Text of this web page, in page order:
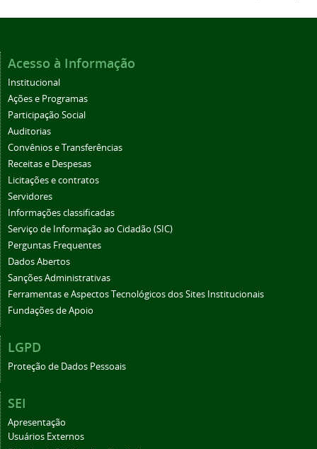
Acesso à Informação
Institucional
Ações e Programas
Participação Social
Auditorias
Convênios e Transferências
Receitas e Despesas
Licitações e contratos
Servidores
Informações classificadas
Serviço de Informação ao Cidadão (SIC)
Perguntas Frequentes
Dados Abertos
Sanções Administrativas
Ferramentas e Aspectos Tecnológicos dos Sites Institucionais
Fundações de Apoio
LGPD
Proteção de Dados Pessoais
SEI
Apresentação
Usuários Externos